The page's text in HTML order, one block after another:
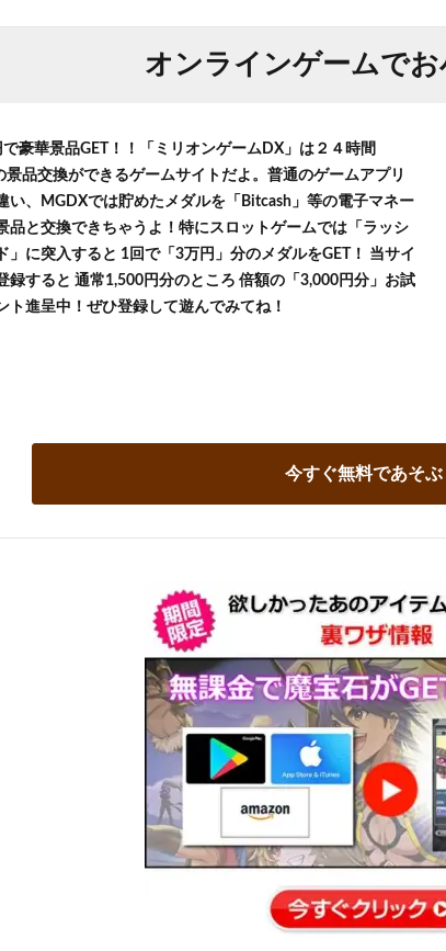
オンラインゲームでお
豪華景品GET！！「ミリオンゲームDX」は２４時間
景品交換ができるゲームサイトだよ。普通のゲームアプリ
い、MGDXでは貯めたメダルを「Bitcash」等の電子マネー
品と交換できちゃうよ！特にスロットゲームでは「ラッシ
」に突入すると 1回で「3万円」分のメダルをGET！ 当サイ
録すると 通常1,500円分のところ 倍額の「3,000円分」お試
ト進呈中！ぜひ登録して遊んでみてね！
今すぐ無料であそぶ